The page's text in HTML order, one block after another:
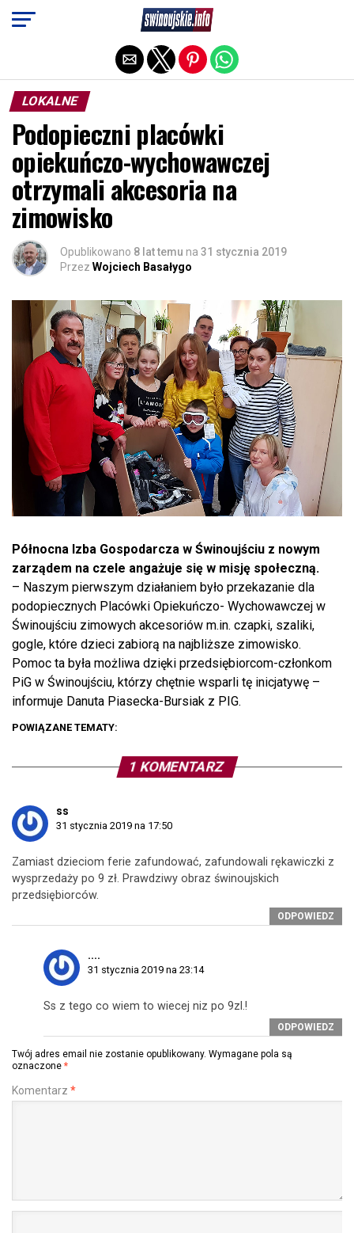
LOKALNE
Podopieczni placówki
opiekuńczo-wychowawczej
otrzymali akcesoria na
zimowisko
Opublikowano 8 lat temu na 31 stycznia 2019
Przez Wojciech Basałygo
Północna Izba Gospodarcza w Świnoujściu z nowym
zarządem na czele angażuje się w misję społeczną.
– Naszym pierwszym działaniem było przekazanie dla
podopiecznych Placówki Opiekuńczo- Wychowawczej w
Świnoujściu zimowych akcesoriów m.in. czapki, szaliki,
gogle, które dzieci zabiorą na najbliższe zimowisko.
Pomoc ta była możliwa dzięki przedsiębiorcom-członkom
PiG w Świnoujściu, którzy chętnie wsparli tę inicjatywę –
informuje Danuta Piasecka-Bursiak z PIG.
POWIĄZANE TEMATY:
1 KOMENTARZ
ss
31 stycznia 2019 na 17:50
Zamiast dzieciom ferie zafundować, zafundowali rękawiczki z
wysprzedaży po 9 zł. Prawdziwy obraz świnoujskich
przedsiębiorców.
ODPOWIEDZ
....
31 stycznia 2019 na 23:14
Ss z tego co wiem to wiecej niz po 9zl.!
ODPOWIEDZ
Twój adres email nie zostanie opublikowany. Wymagane pola są
oznaczone *
Komentarz *
Exit mobile version